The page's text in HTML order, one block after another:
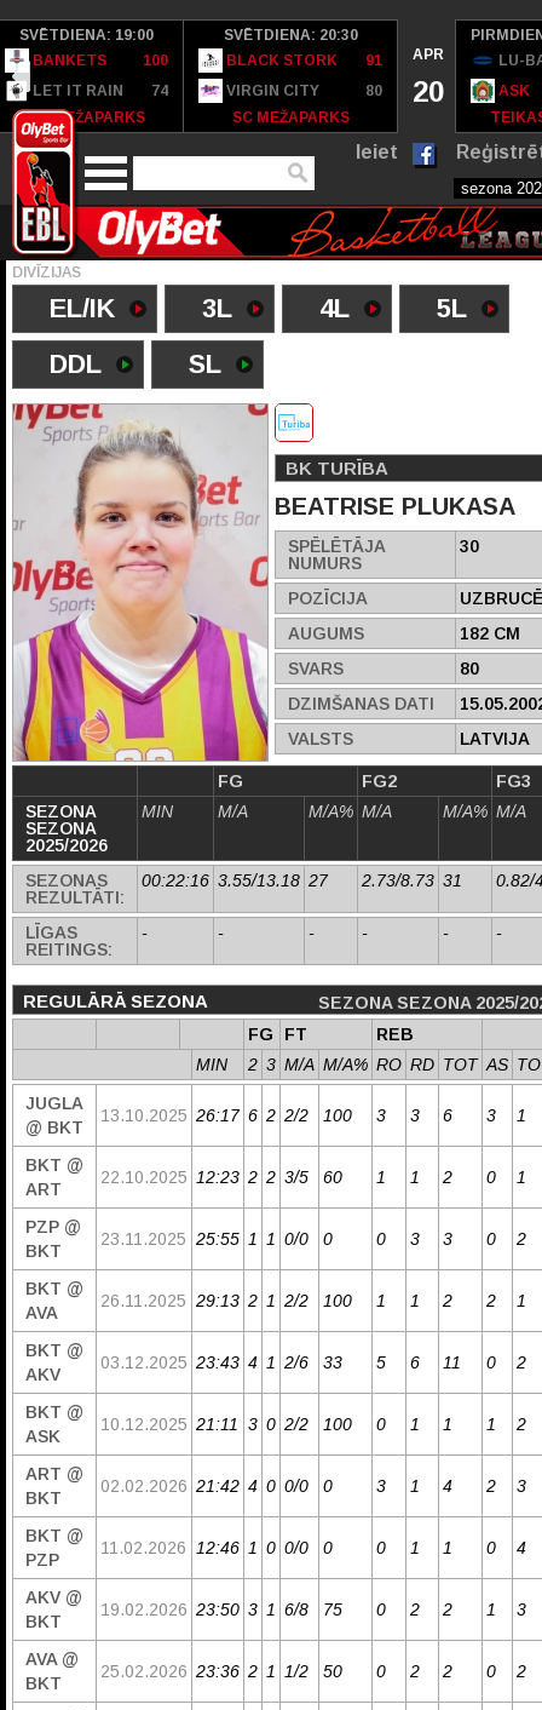
SVĒTDIENA: 19:00
BANKETS
100
LET IT RAIN
74
SC MEŽAPARKS
SVĒTDIENA: 20:30
BLACK STORK
91
VIRGIN CITY
80
SC MEŽAPARKS
APR
20
LU-
ASK
Ieiet
DIVĪZIJAS
EL/IK 3L 4L
5L
DDL
SL
BK TURĪBA
BEATRISE PLUKASA
SPĒLĒTĀJA
NUMURS
30
POZĪCIJA
AUGUMS
182 CM
SVARS
80
DZIMŠANAS DATI
VALSTS
LATVIJA
FG FG2
FG3
SEZONA
SEZONA
2025/2026
MIN M/A M/A% M/A M/A% M/A
SEZONAS
REZULTĀTI:
00:22:16 3.55/13.18 27 2.73/8.73 31 0.82/
LĪGAS
REITINGS:
- - - - - -
REGULĀRĀ SEZONA
SEZONA SEZONA 2025/
FG
FT
REB
MIN
2 3 M/A M/A% RO RD TOT AS TO
JUGLA
@ BKT
13.10.2025 26:17 6 2 2/2 100 3 3 6 3 1
BKT @
ART
22.10.2025 12:23 2 2 3/5 60 1 1 2 0 1
PZP @
BKT
23.11.2025 25:55 1 1 0/0 0 0 3 3 0 2
BKT @
AVA
26.11.2025 29:13 2 1 2/2 100 1 1 2 2 1
BKT @
AKV
03.12.2025 23:43 4 1 2/6 33 5 6 11 0 2
BKT @
ASK
10.12.2025 21:11 3 0 2/2 100 0 1 1 1 2
ART @
BKT
02.02.2026 21:42 4 0 0/0 0 3 1 4 2 3
BKT @
PZP
11.02.2026 12:46 1 0 0/0 0 0 1 1 0 4
AKV @
BKT
19.02.2026 23:50 3 1 6/8 75 0 2 2 1 3
AVA @
BKT
25.02.2026 23:36 2 1 1/2 50 0 2 2 0 2